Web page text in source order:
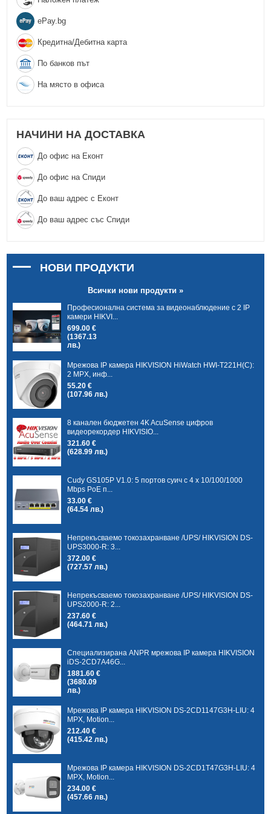
еPay.bg
Кредитна/Дебитна карта
По банков път
На място в офиса
НАЧИНИ НА ДОСТАВКА
До офис на Еконт
До офис на Спиди
До ваш адрес с Еконт
До ваш адрес със Спиди
НОВИ ПРОДУКТИ
Всички нови продукти »
Професионална система за видеонаблюдение с 2 IP
камери HIKVI...
699.00 €
(1367.13
лв.)
Мрежова IP камера HIKVISION HiWatch HWI-T221H(C):
2 MPX, инф...
55.20 €
(107.96 лв.)
8 канален бюджетен 4K AcuSense цифров
видеорекордер HIKVISIO...
321.60 €
(628.99 лв.)
Cudy GS105P V1.0: 5 портов суич с 4 x 10/100/1000
Mbps PoE п...
33.00 €
(64.54 лв.)
Непрекъсваемо токозахранване /UPS/ HIKVISION DS-
UPS3000-R: 3...
372.00 €
(727.57 лв.)
Непрекъсваемо токозахранване /UPS/ HIKVISION DS-
UPS2000-R: 2...
237.60 €
(464.71 лв.)
Специализирана ANPR мрежова IP камера HIKVISION
iDS-2CD7A46G...
1881.60 €
(3680.09
лв.)
Мрежова IP камера HIKVISION DS-2CD1147G3H-LIU: 4
MPX, Motion...
212.40 €
(415.42 лв.)
Мрежова IP камера HIKVISION DS-2CD1T47G3H-LIU: 4
MPX, Motion...
234.00 €
(457.66 лв.)